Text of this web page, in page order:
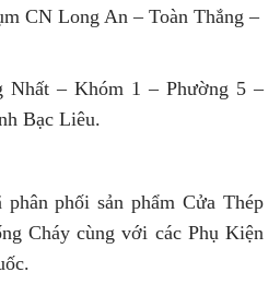
CN Long An – Toàn Thắng –
Nhất – Khóm 1 – Phường 5 –
Bạc Liêu.
phối sản phẩm Cửa Thép
Cháy cùng với các Phụ Kiện